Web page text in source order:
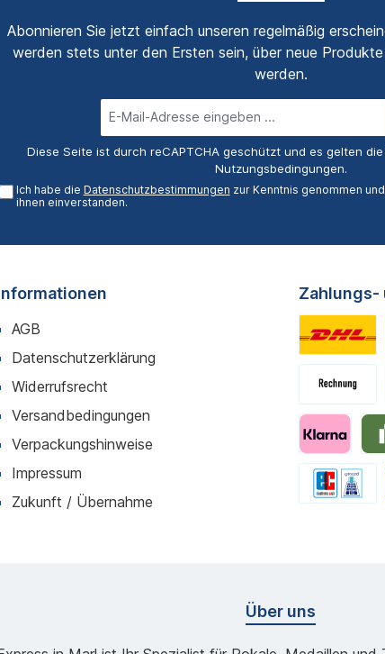
Abonnieren Sie jetzt einfach unseren regelmäßig
werden stets unter den Ersten sein, über neue
werden.
Mail-
Adresse*
Diese Seite ist durch reCAPTCHA geschützt und es gelten die
Nutzungsbedingungen.
Ich habe die Datenschutzbestimmungen zur Kenntnis genommen
ihnen einverstanden.
AGB
Datenschutzerklärung
Widerrufsrecht
Versandbedingungen
Verpackungshinweise
Impressum
Zukunft / Übernahme
Zahlungs-
Über uns